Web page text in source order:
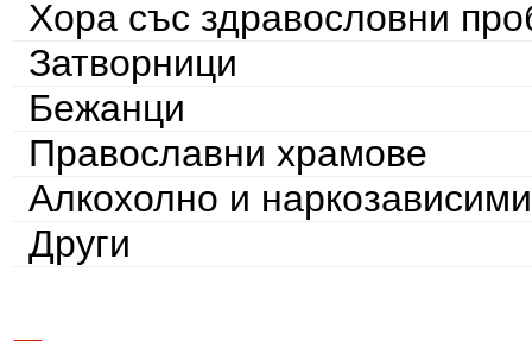
Хора със здравословни
Затворници
Бежанци
Православни храмове
Алкохолно и наркозависими
Други